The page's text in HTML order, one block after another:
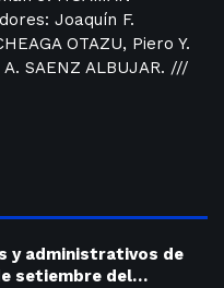
Joaquín F.
OTAZU, Piero Y.
SAENZ ALBUJAR. ///
y administrativos de
setiembre del…